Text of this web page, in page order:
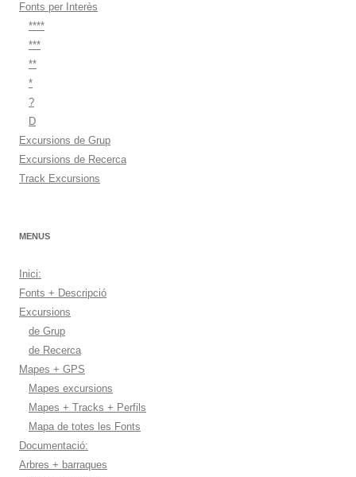
Fonts per Interès
****
***
**
*
?
D
Excursions de Grup
Excursions de Recerca
Track Excursions
MENUS
Inici:
Fonts + Descripció
Excursions
de Grup
de Recerca
Mapes + GPS
Mapes excursions
Mapes + Tracks + Perfils
Mapa de totes les Fonts
Documentació:
Arbres + barraques